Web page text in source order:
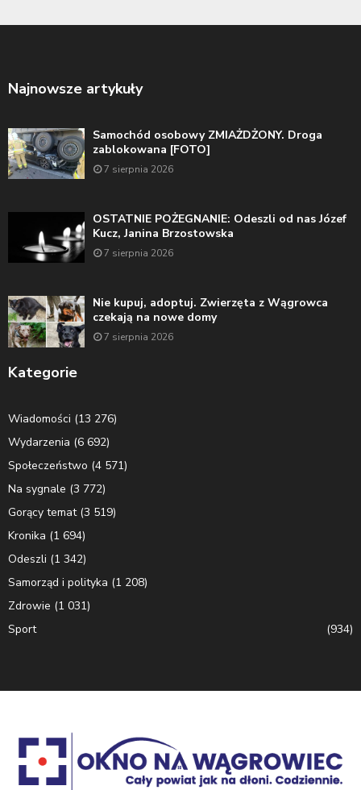
Najnowsze artykuły
Samochód osobowy ZMIAŻDŻONY. Droga
zablokowana [FOTO]
7 sierpnia 2026
OSTATNIE POŻEGNANIE: Odeszli od nas Józef
Kucz, Janina Brzostowska
7 sierpnia 2026
Nie kupuj, adoptuj. Zwierzęta z Wągrowca
czekają na nowe domy
7 sierpnia 2026
Kategorie
Wiadomości (13 276)
Wydarzenia (6 692)
Społeczeństwo (4 571)
Na sygnale (3 772)
Gorący temat(3 519)
Kronika (1 694)
Odeszli (1 342)
Samorząd i polityka (1 208)
Zdrowie (1 031)
Sport
(934)